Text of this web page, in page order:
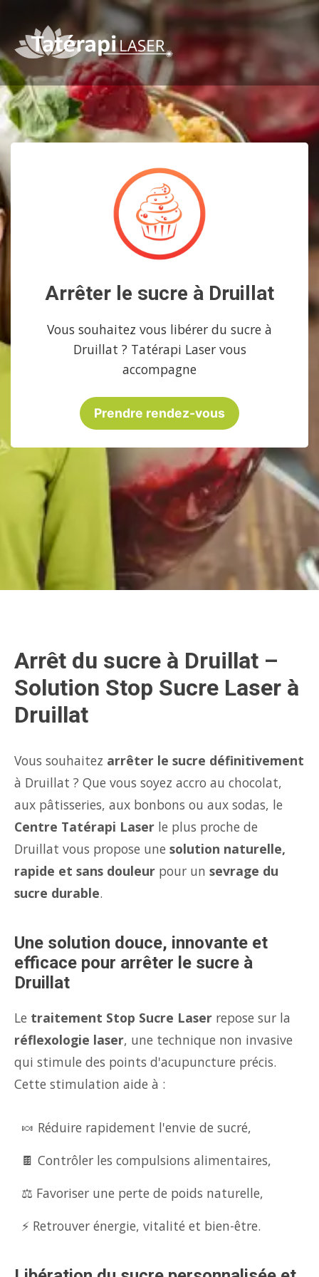
Arrêter le sucre à Druillat
Vous souhaitez vous libérer du sucre à
Druillat ? Tatérapi Laser vous
accompagne
Prendre rendez-vous
Arrêt du sucre à Druillat –
Solution Stop Sucre Laser à
Druillat
Vous souhaitez arrêter le sucre définitivement
à Druillat ? Que vous soyez accro au chocolat,
aux pâtisseries, aux bonbons ou aux sodas, le
Centre Tatérapi Laser le plus proche de
Druillat vous propose une solution naturelle,
rapide et sans douleur pour un sevrage du
sucre durable.
Une solution douce, innovante et
efficace pour arrêter le sucre à
Druillat
Le traitement Stop Sucre Laser repose sur la
réflexologie laser, une technique non invasive
qui stimule des points d'acupuncture précis.
Cette stimulation aide à :
🍬 Réduire rapidement l'envie de sucré,
🍫 Contrôler les compulsions alimentaires,
⚖️ Favoriser une perte de poids naturelle,
⚡ Retrouver énergie, vitalité et bien-être.